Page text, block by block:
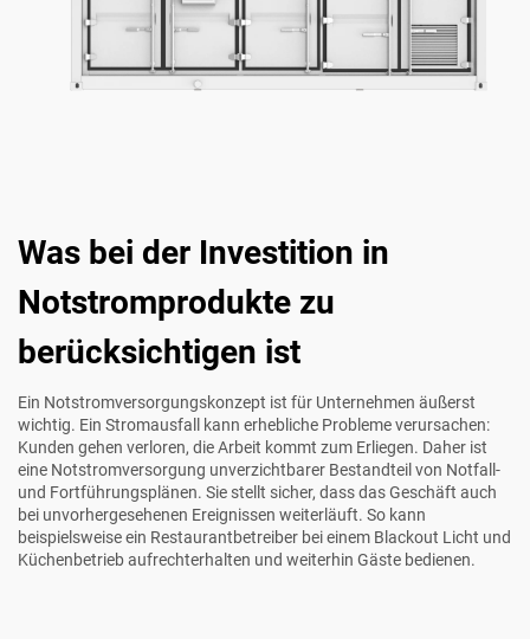
Was bei der Investition in
Notstromprodukte zu
berücksichtigen ist
Ein Notstromversorgungskonzept ist für Unternehmen äußerst
wichtig. Ein Stromausfall kann erhebliche Probleme verursachen:
Kunden gehen verloren, die Arbeit kommt zum Erliegen. Daher ist
eine Notstromversorgung unverzichtbarer Bestandteil von Notfall-
und Fortführungsplänen. Sie stellt sicher, dass das Geschäft auch
bei unvorhergesehenen Ereignissen weiterläuft. So kann
beispielsweise ein Restaurantbetreiber bei einem Blackout Licht und
Küchenbetrieb aufrechterhalten und weiterhin Gäste bedienen.